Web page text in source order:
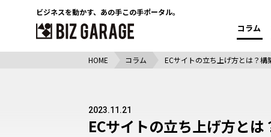
ビジネスを動かす、 あの手この手ポータル。
コラム
HOME コラム ECサイトの立ち上げ方とは？
2023.11.21
ECサイトの立ち上げ方と